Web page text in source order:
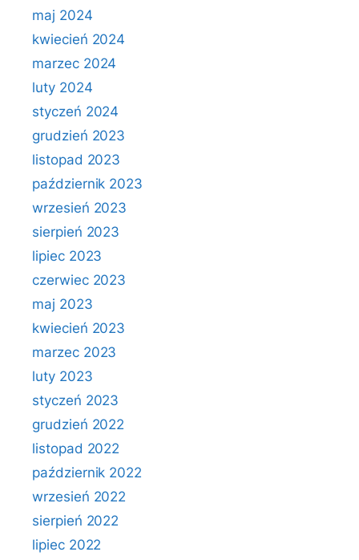
maj 2024
kwiecień 2024
marzec 2024
luty 2024
styczeń 2024
grudzień 2023
listopad 2023
październik 2023
wrzesień 2023
sierpień 2023
lipiec 2023
czerwiec 2023
maj 2023
kwiecień 2023
marzec 2023
luty 2023
styczeń 2023
grudzień 2022
listopad 2022
październik 2022
wrzesień 2022
sierpień 2022
lipiec 2022